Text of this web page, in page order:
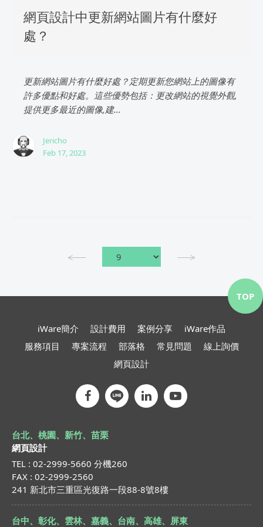
網頁設計中更新網站圖片有什麼好
處？
更新網站圖片有什麼好處？定期更新您網站上的圖像有
許多優點和好處。這些優勢包括：更改網站的視覺外觀,
提供更多最近的圖像,建...
Jericho
Feb 17, 2023
iWare簡介 設計費用 案例分享
iWare作品
服務項目
專案流程 部落格 常見問題
線上詢價
網頁設計
台北、桃園、新竹、苗栗
網頁設計
TEL : 02-2999-5660 分機260
FAX : 02-2999-2560
241 新北市三重區光復路一段88-8號8樓
台中、彰化、雲林、嘉義、台南、高雄、屏東
TOP